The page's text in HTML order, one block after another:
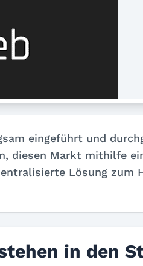
eingeführt und
diesen Markt mithilfe
Lösung zum
in den